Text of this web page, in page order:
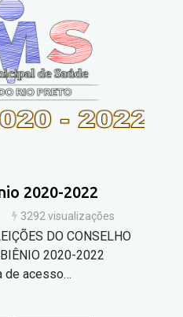
2020-2022
3292 visualizações
DO CONSELHO
BIÊNIO 2020-2022
de acesso…